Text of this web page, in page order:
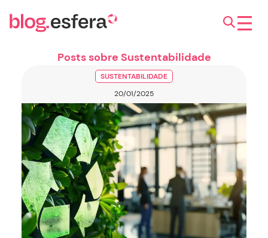
Posts sobre Sustentabilidade
SUSTENTABILIDADE
20/01/2025